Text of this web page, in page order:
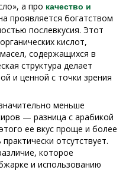
а про качество и
проявляется богатством
послевкусия. Этот
кислот,
содержащихся в
структура делает
и ценной с точки зрения
меньше
— разница с арабикой
ее вкус проще и более
отсутствует.
которое
и использованию